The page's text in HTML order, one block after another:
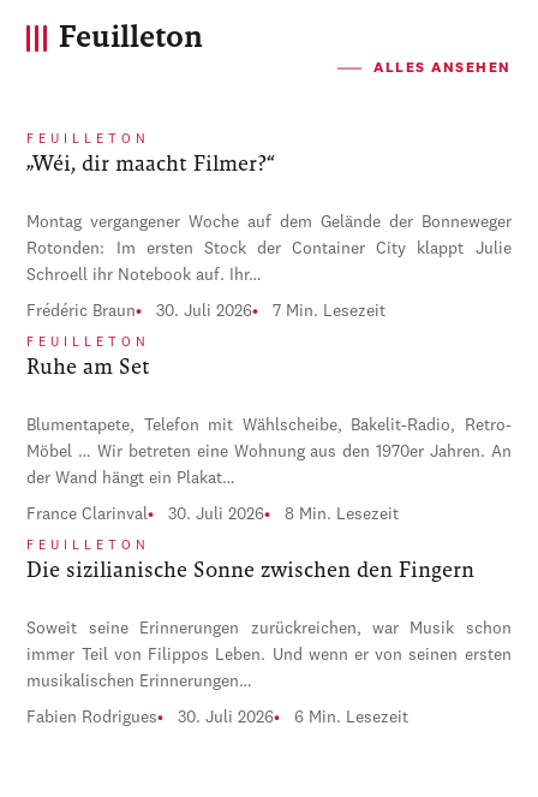
Feuilleton
ALLES ANSEHEN
FEUILLETON
„Wéi, dir maacht Filmer?“
Montag vergangener Woche auf dem Gelände der Bonneweger
Rotonden: Im ersten Stock der Container City klappt Julie
Schroell ihr Notebook auf. Ihr…
Frédéric Braun 30. Juli 2026 7 Min. Lesezeit
FEUILLETON
Ruhe am Set
Blumentapete, Telefon mit Wählscheibe, Bakelit-Radio, Retro-
Möbel … Wir betreten eine Wohnung aus den 1970er Jahren. An
der Wand hängt ein Plakat…
France Clarinval 30. Juli 2026 8 Min. Lesezeit
FEUILLETON
Die sizilianische Sonne zwischen den Fingern
Soweit seine Erinnerungen zurückreichen, war Musik schon
immer Teil von Filippos Leben. Und wenn er von seinen ersten
musikalischen Erinnerungen…
Fabien Rodrigues 30. Juli 2026 6 Min. Lesezeit